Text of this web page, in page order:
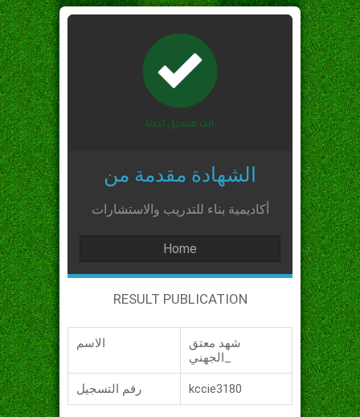
الشهادة مقدمة من
أكاديمية بناء للتدريب والاستشارات
Home
RESULT PUBLICATION
الاسم
شهد معتق
رقم التسجيل kccie3180